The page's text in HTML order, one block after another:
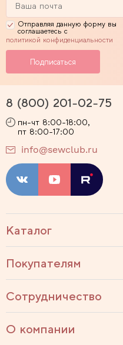
Отправляя данную форму вы
соглашаетесь с
политикой конфиденциальности
Каталог
Покупателям
Сотрудничество
О компании
8 (800) 201-02-75
пн-чт 8:00-18:00,
пт 8:00-17:00
info@sewclub.ru